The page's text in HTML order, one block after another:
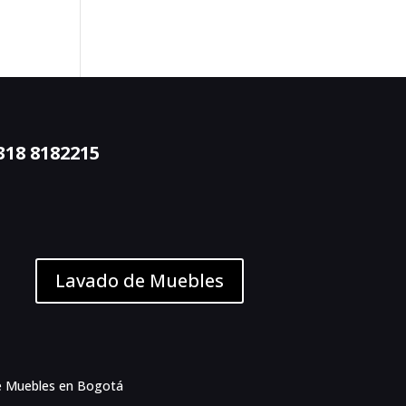
8182215
Lavado de Muebles
Muebles en Bogotá